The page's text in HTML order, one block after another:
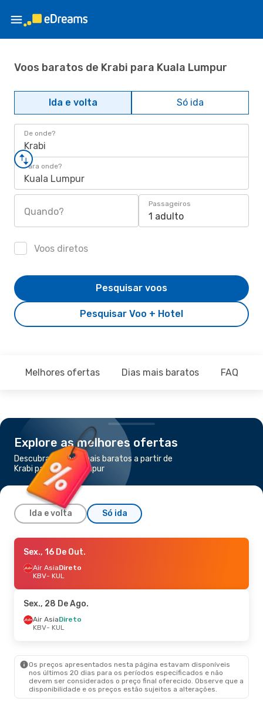
Voos baratos de Krabi para Kuala Lumpur
Ida e volta Só ida
De onde?
Krabi
Para onde?
Kuala Lumpur
Quando?
Passageiros
1 adulto
Voos diretos
Pesquisar Voo + Hotel
Pesquisar voos
Melhores ofertas Dias mais baratos FAQ
Explore as melhores ofertas
Descubra os voos mais baratos a partir de
Krabi para Kuala Lumpur
Ida e volta Só ida
Ter., 25 De Ago.
Air AsiaDireto
KBV- KUL
KUL- KBV
Sex., 16 De Out.
Air AsiaDireto
KBV- KUL
Sex., 28 De Ago.
Air AsiaDireto
KBV- KUL
Os preços apresentados nesta página estavam disponíveis
nos últimos 20 dias para os períodos especificados e não
devem ser considerados o preço final oferecido. Observe que a
disponibilidade e os preços estão sujeitos a alterações.